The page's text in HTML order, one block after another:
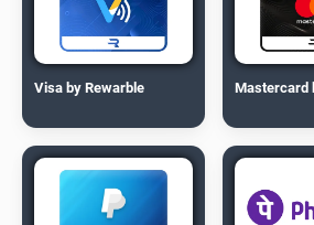
Visa by Rewarble Mastercard